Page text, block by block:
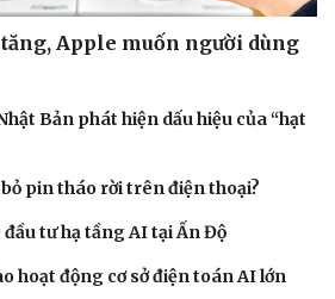
Apple muốn người dùng
Bản phát hiện dấu hiệu của “hạt
pin tháo rời trên điện thoại?
tư hạ tầng AI tại Ấn Độ
hoạt động cơ sở điện toán AI lớn